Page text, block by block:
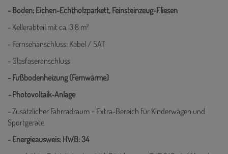
- Boden: Eichen-Echtholzparkett, Feinsteinzeug-Fliesen
- Kellerabteil mit ca. 3,8 m²
- Fernsehanschluss: Kabel / SAT
- Glasfaseranschluss
- Fußbodenheizung (Fernwärme)
-Photovoltaik-Anlage
- Zusätzlicher Fahrradraum + Extra-Bereich für Kinderwägen und
Sportgeräte
- Energieausweis: HWB: 34